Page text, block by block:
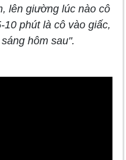
lên giường lúc nào cô
phút là cô vào giấc,
hôm sau".